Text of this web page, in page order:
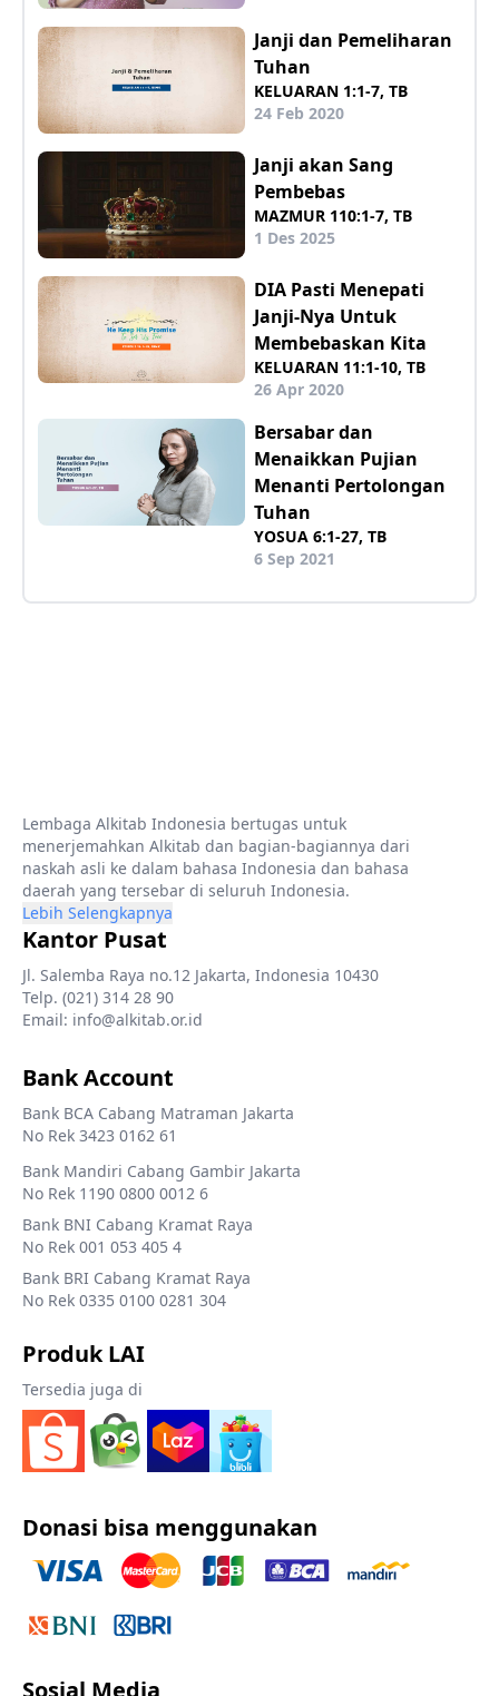
Janji dan Pemeliharan
Tuhan
KELUARAN 1:1-7, TB
24 Feb 2020
Janji akan Sang
Pembebas
MAZMUR 110:1-7, TB
1 Des 2025
DIA Pasti Menepati
Janji-Nya Untuk
Membebaskan Kita
KELUARAN 11:1-10, TB
26 Apr 2020
Bersabar dan
Menaikkan Pujian
Menanti Pertolongan
Tuhan
YOSUA 6:1-27, TB
6 Sep 2021
Lembaga Alkitab Indonesia bertugas untuk
menerjemahkan Alkitab dan bagian-bagiannya dari
naskah asli ke dalam bahasa Indonesia dan bahasa
daerah yang tersebar di seluruh Indonesia.
Lebih Selengkapnya
Kantor Pusat
Jl. Salemba Raya no.12 Jakarta, Indonesia 10430
Telp. (021) 314 28 90
Email: info@alkitab.or.id
Bank Account
Bank BCA Cabang Matraman Jakarta
No Rek 3423 0162 61
Bank Mandiri Cabang Gambir Jakarta
No Rek 1190 0800 0012 6
Bank BNI Cabang Kramat Raya
No Rek 001 053 405 4
Bank BRI Cabang Kramat Raya
No Rek 0335 0100 0281 304
Produk LAI
Tersedia juga di
Donasi bisa menggunakan
Sosial Media